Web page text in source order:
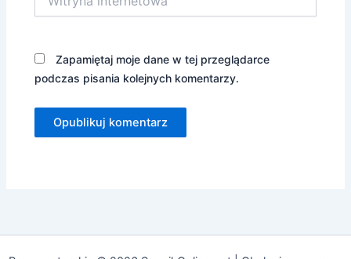
internetowa
Zapamiętaj moje dane w tej przeglądarce
podczas pisania kolejnych komentarzy.